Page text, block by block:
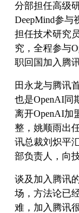
分部担任高级
DeepMind参与
担任技术研究
究，全程参与
职回国加入腾
田永龙与腾讯
也是OpenAI同
离开OpenAI加
整，姚顺雨出
讯总裁刘炽平
部负责人，向
谈及加入腾讯
场，方法论已
难，加入腾讯